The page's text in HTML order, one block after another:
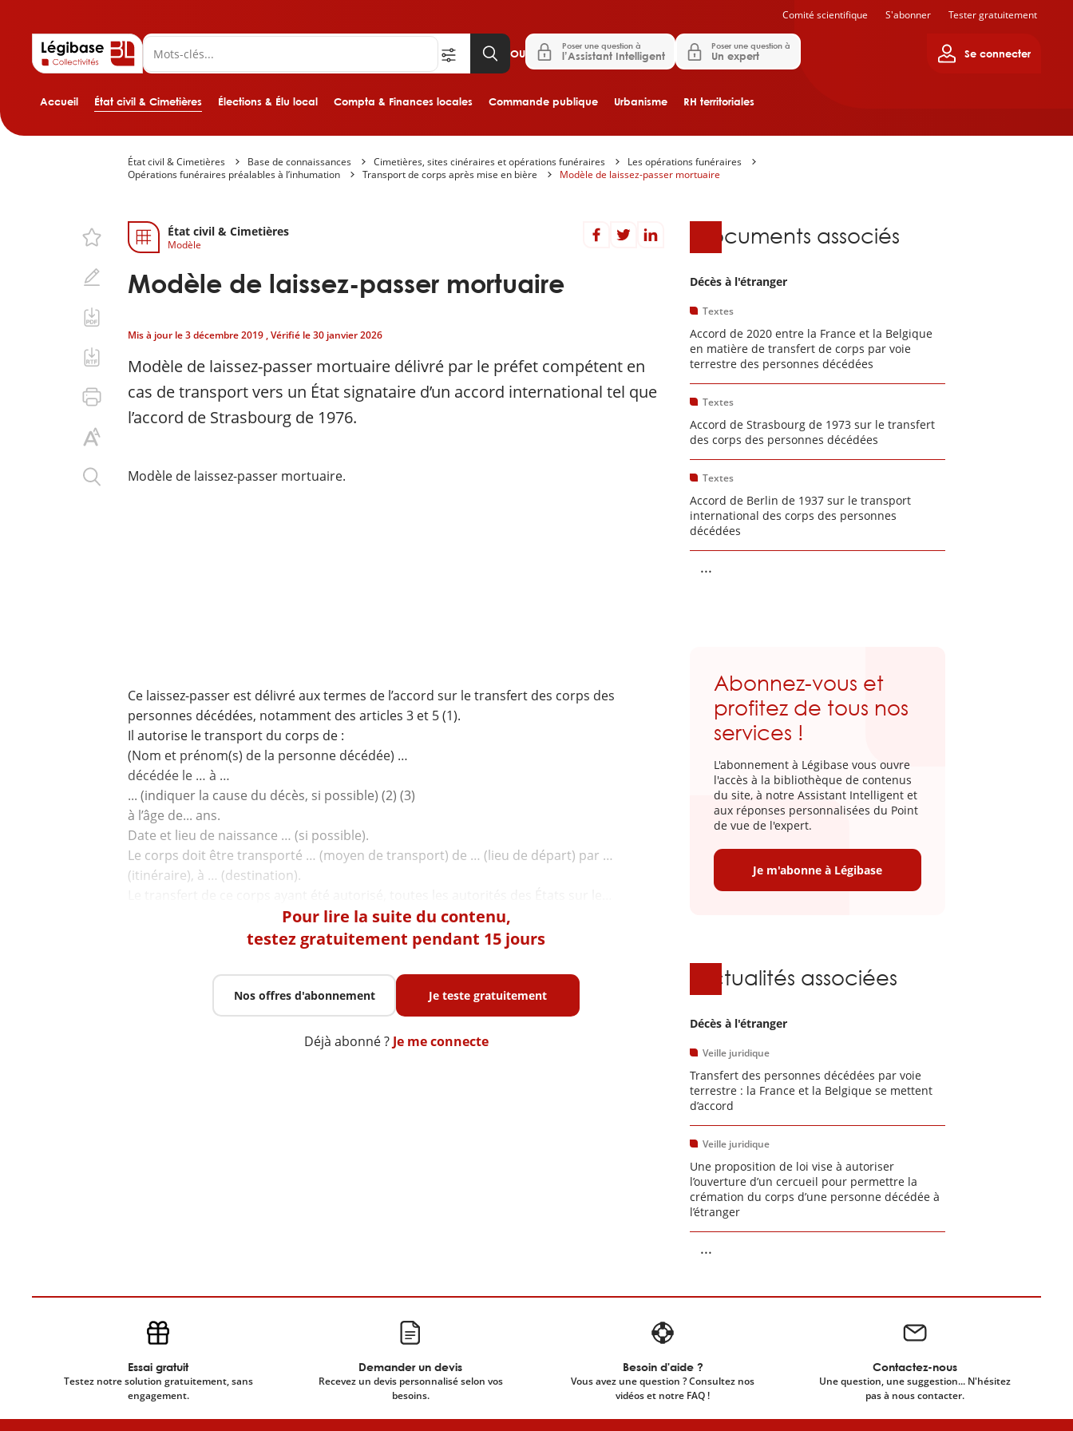
Aller au contenu principal
Accueil État civil & Cimetières Élections & Élu local Compta & Finances locales Commande publique Urbanisme RH territoriales
OU
Poser une question à
l’Assistant Intelligent
Poser une question à
Un expert Se connecter
Comité scientifique S'abonner Tester gratuitement
État civil & Cimetières Base de connaissances Cimetières, sites cinéraires et opérations funéraires
Les opérations funéraires
Opérations funéraires préalables à l’inhumation
Transport de corps après mise en bière Modèle de laissez-passer mortuaire
État civil & Cimetières
Modèle
Modèle de laissez-passer mortuaire
Mis à jour le3 décembre 2019 , Vérifié le30 janvier 2026
Modèle de laissez-passer mortuaire délivré par le préfet compétent en
cas de transport vers un État signataire d’un accord international tel que
l’accord de Strasbourg de 1976.
Modèle de laissez-passer mortuaire.
Ce laissez-passer est délivré aux termes de l’accord sur le transfert des corps des
personnes décédées, notamment des articles 3 et 5 (1).
Il autorise le transport du corps de :
(Nom et prénom(s) de la personne décédée) …
décédée le … à …
... (indiquer la cause du décès, si possible) (2) (3)
à l’âge de... ans.
Date et lieu de naissance … (si possible).
Le corps doit être transporté … (moyen de transport) de … (lieu de départ) par …
(itinéraire), à … (destination).
Pour lire la suite du contenu,
testez gratuitement pendant 15 jours
Nos offres d'abonnement Je teste gratuitement
Déjà abonné ? Je me connecte
Documents associés
Décès à l'étranger
Textes
Accord de 2020 entre la France et la Belgique
en matière de transfert de corps par voie
terrestre des personnes décédées
Textes
Accord de Strasbourg de 1973 sur le transfert
des corps des personnes décédées
Textes
Accord de Berlin de 1937 sur le transport
international des corps des personnes
décédées
...
Abonnez-vous et
profitez de tous nos
services !
L'abonnement à Légibase vous ouvre
l'accès à la bibliothèque de contenus
du site, à notre Assistant Intelligent et
aux réponses personnalisées du Point
de vue de l'expert.
Je m'abonne à Légibase
Actualités associées
Décès à l'étranger
Veille juridique
Transfert des personnes décédées par voie
terrestre : la France et la Belgique se mettent
d’accord
Veille juridique
Une proposition de loi vise à autoriser
l’ouverture d’un cercueil pour permettre la
crémation du corps d’une personne décédée à
l’étranger
...
Essai gratuit
Testez notre solution gratuitement, sans
engagement.
Demander un devis
Recevez un devis personnalisé selon vos
besoins.
Besoin d'aide ?
Vous avez une question ? Consultez nos
vidéos et notre FAQ !
Contactez-nous
Une question, une suggestion... N'hésitez
pas à nous contacter.